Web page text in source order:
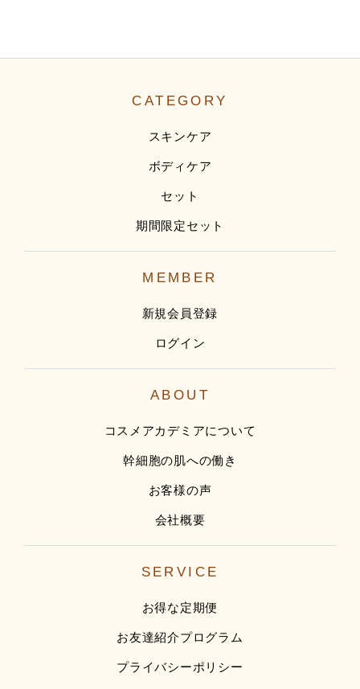
CATEGORY
スキンケア
ボディケア
セット
期間限定セット
MEMBER
新規会員登録
ログイン
ABOUT
コスメアカデミアについて
幹細胞の肌への働き
お客様の声
会社概要
SERVICE
お得な定期便
お友達紹介プログラム
プライバシーポリシー